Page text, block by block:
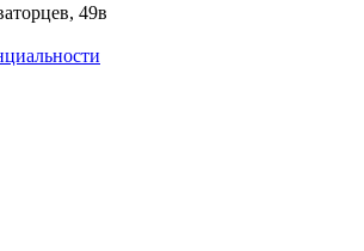
49в